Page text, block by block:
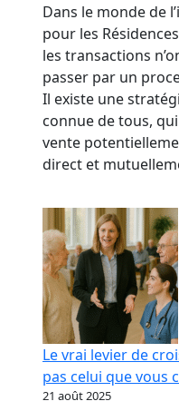
Dans le monde de
pour les
les transactions
passer par un
Il existe une
connue de tous,
vente
direct et
Le vrai levier de
pas celui que vous
21 août 2025